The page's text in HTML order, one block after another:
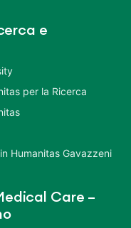
e
per la Ricerca
Humanitas Gavazzeni
Care –